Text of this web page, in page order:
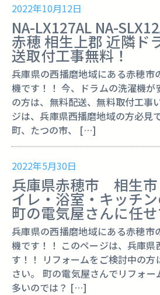
2022年10月12日
NA-LX127AL NA-
赤穂 相生上郡 近隣ド
送取付工事無料！
兵庫県の西播磨地域にある赤穂市
機です！！ 今、ドラムの洗濯機が
の方は、無料配送、無料取付工事
ジは、兵庫県西播磨地域の方必見
町、たつの市、 […]
2022年5月30日
兵庫県赤穂市 相生
イレ・浴室・キッチ
町の電気屋さんに任
兵庫県の西播磨地域にある赤穂市
機です！！ このページは、兵庫県
す！！ リフォームをご検討中の
さい。 町の電気屋さんでリフォー
多いのでは？ […]